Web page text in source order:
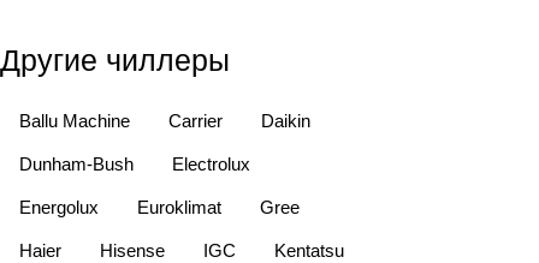
Другие чиллеры
Ballu Machine Carrier Daikin
Dunham-Bush Electrolux
Energolux Euroklimat Gree
Haier Hisense IGC Kentatsu